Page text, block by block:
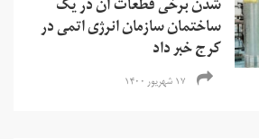
شدن برخی قطعات آن در یک
ساختمان سازمان انرژی اتمی در
کرج خبر داد
۱۷ شهریور ۱۴۰۰